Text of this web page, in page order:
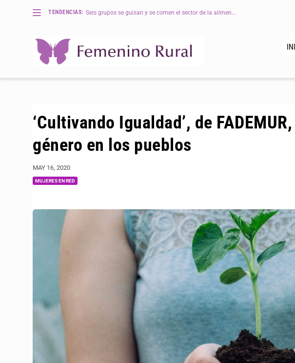
TENDENCIAS: Seis grupos se guisan y se comen el sector de la alimen...
‘Cultivando Igualdad’, de
género en los pueblos
MAY 16, 2020
MUJERES EN RED